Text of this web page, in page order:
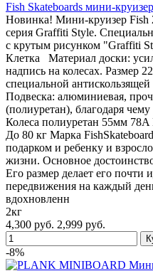
Fish Skateboards мини-
Новинка! Мини-круизер Fish
серия Graffiti Style.
с крутым рисунком "Graffiti
Клетка Материал доски:
надпись на колесах. Размер
специальной
Подвеска: алюминиевая,
(полиуретан), благодаря
Колеса полиуретан 55мм
До 80 кг Марка
подарком и ребенку и
жизни. Основное
Его размер делает его почти
передвижения на каждый
вдохновленн
2кг
4,300 руб. 2,999 руб.
-8%